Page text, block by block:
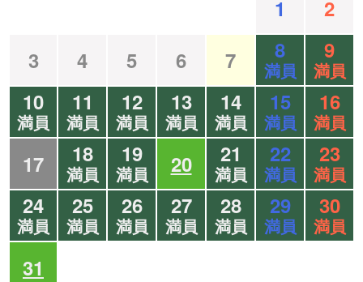
1
2
3
4 5 6 7 8
満員
9
満員
10
満員
11
満員
12
満員
13
満員
14
満員
15
満員
16
満員
17 18
満員
19
満員 20 21
満員
22
満員
23
満員
24
満員
25
満員
26
満員
27
満員
28
満員
29
満員
30
満員
31